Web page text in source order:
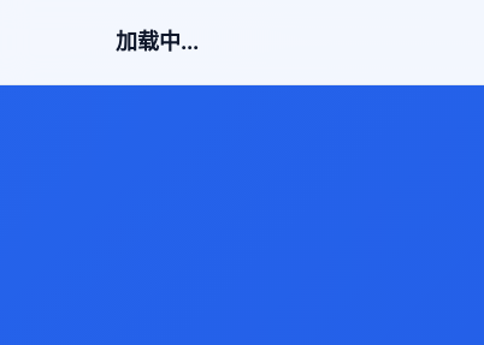
加载中...